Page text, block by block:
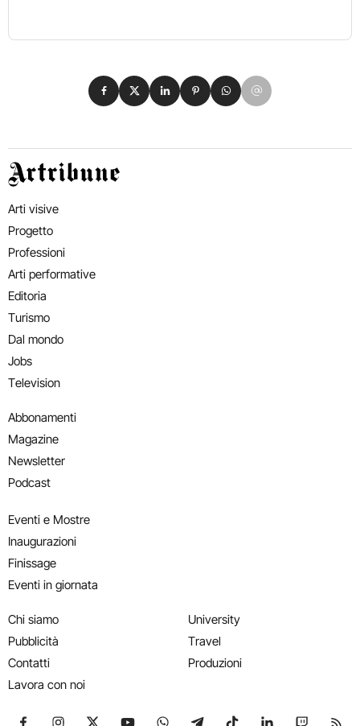
Condividi su Facebook
Condividi su X
Condividi su LinkedIn
Condividi su Pinterest
Condividi su WhatsApp
Condividi su Email
Artribune
Arti visive
Progetto
Professioni
Arti performative
Editoria
Turismo
Dal mondo
Jobs
Television
Abbonamenti
Magazine
Newsletter
Podcast
Eventi e Mostre
Inaugurazioni
Finissage
Eventi in giornata
Chi siamo
Pubblicità
Contatti
Lavora con noi
University
Travel
Produzioni
Seguici su Facebook
Seguici su Instagram
Seguici su X
Seguici su YouTube
Seguici su WhatsApp
Seguici su Telegram
Seguici su TikTok
Seguici su
Seguici